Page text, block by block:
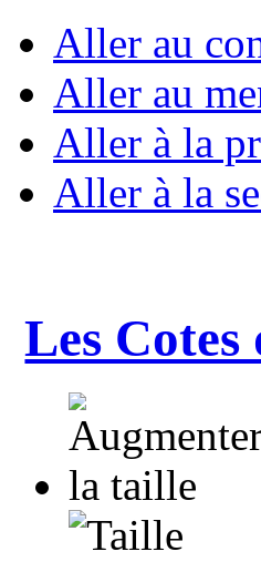
Aller au
Aller au
Aller à la
Aller à la
Les Cotes